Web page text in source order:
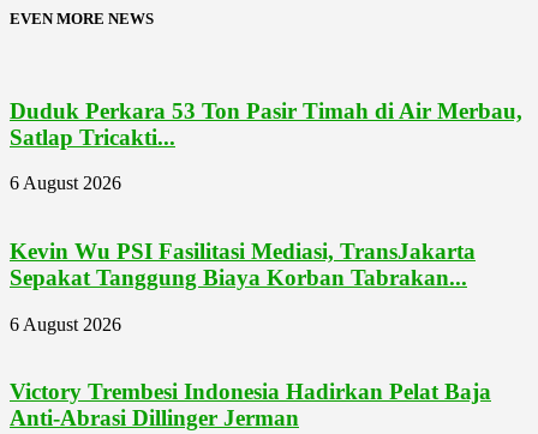
EVEN MORE NEWS
Duduk Perkara 53 Ton Pasir Timah di Air Merbau,
Satlap Tricakti...
6 August 2026
Kevin Wu PSI Fasilitasi Mediasi, TransJakarta
Sepakat Tanggung Biaya Korban Tabrakan...
6 August 2026
Victory Trembesi Indonesia Hadirkan Pelat Baja
Anti-Abrasi Dillinger Jerman